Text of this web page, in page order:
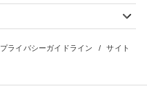
プライバシーガイドライン
サイト